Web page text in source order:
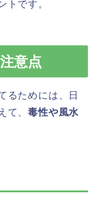
トです。
意点
るためには、日
て、毒性や風水